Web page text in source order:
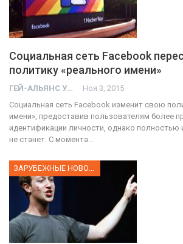
Социальная сеть Facebook
политику «реального имени»
ГЕЙ-АЛЬЯНС УКРАИНА Ноя 3, 2015
Социальная сеть Facebook изменит свою
имени», предоставив пользователям более
идентификации личности, однако полностью
не станет. С момента…
ЗАРУБЕЖНЫЕ НОВОСТИ